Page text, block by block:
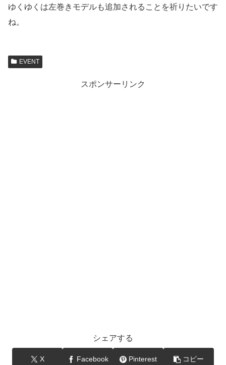
ゆくゆくは左巻きモデルも追加されることを祈りたいです
ね。
EVENT
スポンサーリンク
シェアする
X Facebook Pinterest コピー